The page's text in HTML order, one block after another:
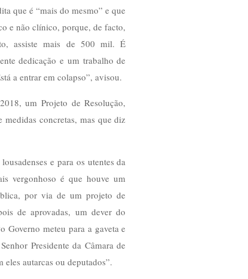
que é “mais do mesmo” e que
e não clínico, porque, de facto,
assiste mais de 500 mil. É
dedicação e um trabalho de
a entrar em colapso”, avisou.
um Projeto de Resolução,
concretas, mas que diz
e para os utentes da
vergonhoso é que houve um
por via de um projeto de
de aprovadas, um dever do
Governo meteu para a gaveta e
Presidente da Câmara de
autarcas ou deputados”.